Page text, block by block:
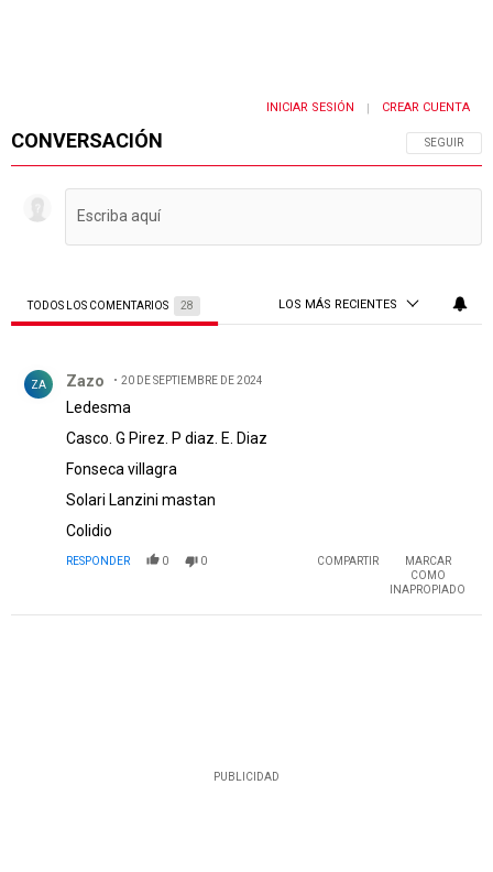
CONVERSACIÓN SIGA ESTA
SEGUIR
INICIAR SESIÓN | CREAR CUENTA
TODOS LOS COMENTARIOS 28 LOS MÁS RECIENTES
ZA Zazo 20 DE SEPTIEMBRE DE 2024
Ledesma
Casco. G Pirez. P diaz. E. Diaz
Fonseca villagra
Solari Lanzini mastan
Colidio
RESPONDER 0 0 COMPARTIR
MARCAR
COMO
INAPROPIADO
PUBLICIDAD